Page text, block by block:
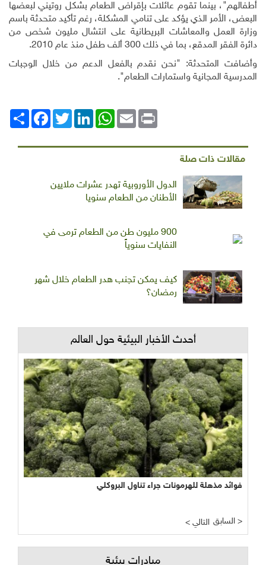
أطفالهم"، بينما تقوم عائلات بإقراض الطعام بشكل روتيني لبعضها
البعض، الأمر الذي يؤكد على تنامي المشكلة، رغم تأكيد متحدثة باسم
وزارة العمل والمعاشات البريطانية على انتشال مليون شخص من
دائرة الفقر المدقع، بما في ذلك 300 ألف طفل منذ عام 2010.
وأضافت المتحدثة: "نحن نقدم بالفعل الدعم من خلال الوجبات
المدرسية المجانية واستمارات الطعام".
انشر
FacebookTwitterLinkedIn
WhatsAppEmail Print
مقالات ذات صلة
الدول الأوروبية تهدر عشرات ملايين
الأطنان من الطعام سنويا
900 مليون طن من الطعام ترمى في
النفايات سنوياً
كيف يمكن تجنب هدر الطعام خلال شهر
رمضان؟
أحدث الأخبار البيئية حول العالم
فوائد مذهلة للهرمونات جراء تناول البروكلي
< التالي السابق >
مبادرات بيئية